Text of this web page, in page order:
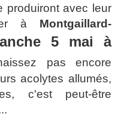
produiront avec leur
à Montgaillard-
5 mai à
pas encore
acolytes allumés,
c'est peut-être